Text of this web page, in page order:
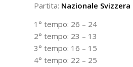
Partita: Nazionale
1° tempo: 26 – 24
2° tempo: 23 – 13
3° tempo: 16 – 15
4° tempo: 22 – 25